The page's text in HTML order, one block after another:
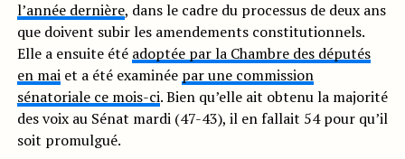
l’année dernière, dans le cadre du processus de deux ans
que doivent subir les amendements constitutionnels.
Elle a ensuite été adoptée par la Chambre des députés
en maiet a été examinée par une commission
sénatoriale ce mois-ci. Bien qu’elle ait obtenu la majorité
des voix au Sénat mardi (47-43), il en fallait 54 pour qu’il
soit promulgué.